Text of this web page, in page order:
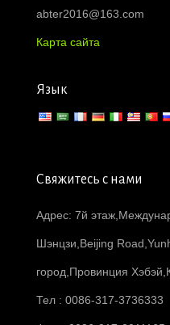
abter2016@163.com
Карта сайта
Язык
Свяжитесь с нами
Адрес: 7й
Шэнцзи,Beijing
город,Провинция
Тел : 0086-317-3736333